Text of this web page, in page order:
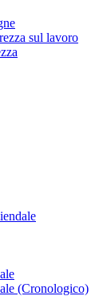
sul lavoro
(Cronologico)